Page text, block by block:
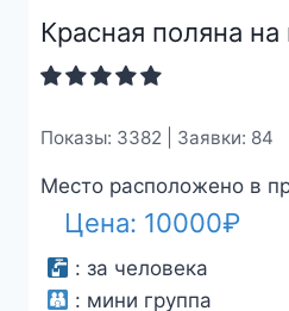
Красная поляна
Показы: 3382 | Заявки: 84
Место расположено в
Цена: 10000₽
: за человека
: мини группа